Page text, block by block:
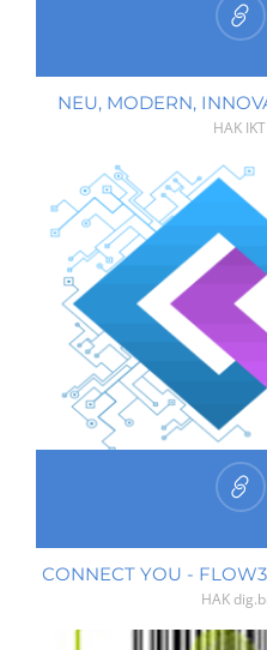
NEU, MODERN,
HAK IKT
CONNECT YOU -
HAK